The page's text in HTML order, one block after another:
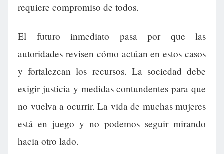
requiere compromiso de todos.
El futuro inmediato pasa por que las
autoridades revisen cómo actúan en estos casos
y fortalezcan los recursos. La sociedad debe
exigir justicia y medidas contundentes para que
no vuelva a ocurrir. La vida de muchas mujeres
está en juego y no podemos seguir mirando
hacia otro lado.